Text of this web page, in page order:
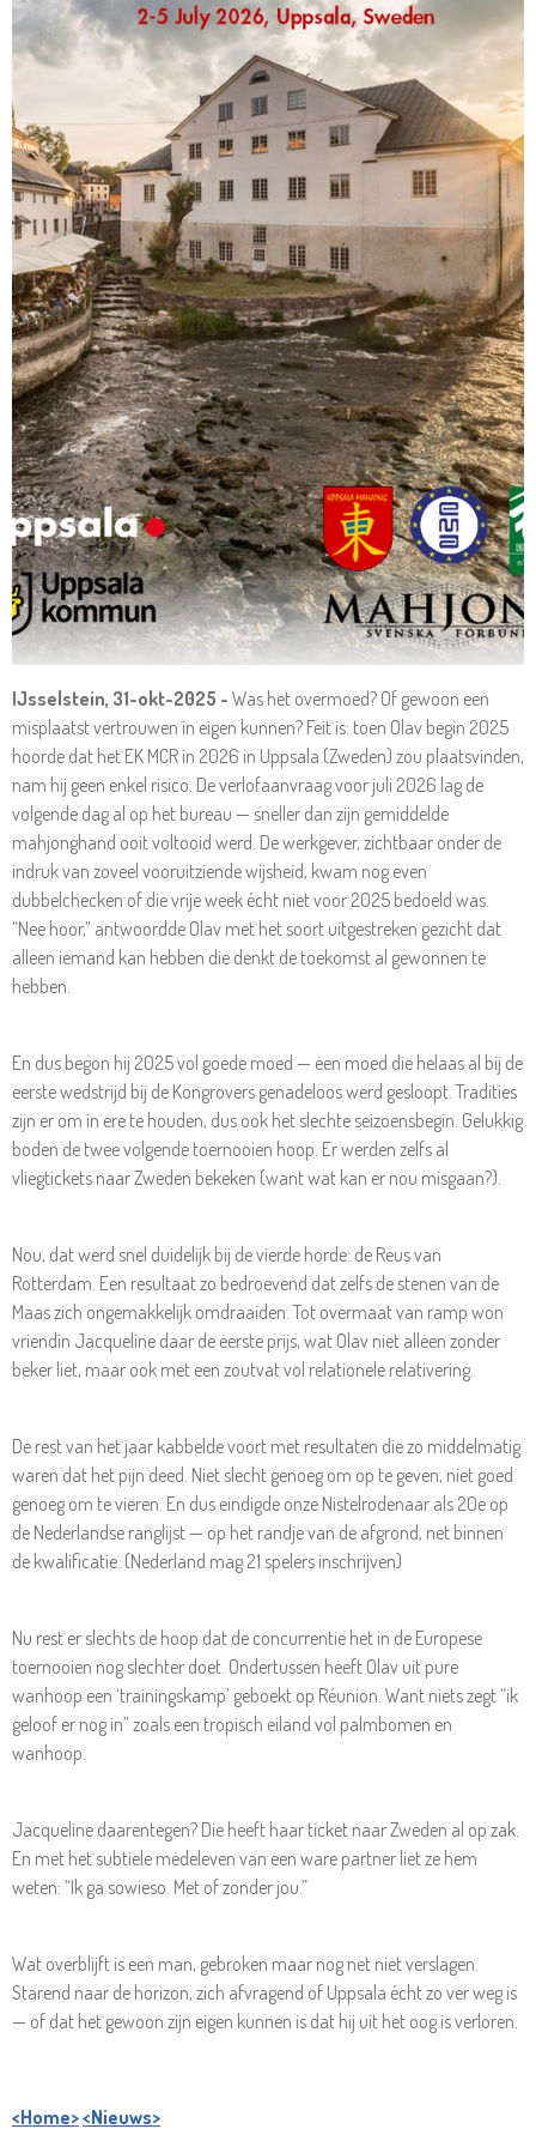
IJsselstein, 31-okt-2025 - Was het overmoed? Of gewoon een
misplaatst vertrouwen in eigen kunnen? Feit is: toen Olav begin 2025
hoorde dat het EK MCR in 2026 in Uppsala (Zweden) zou plaatsvinden,
nam hij geen enkel risico. De verlofaanvraag voor juli 2026 lag de
volgende dag al op het bureau — sneller dan zijn gemiddelde
mahjonghand ooit voltooid werd. De werkgever, zichtbaar onder de
indruk van zoveel vooruitziende wijsheid, kwam nog even
dubbelchecken of die vrije week écht niet voor 2025 bedoeld was.
“Nee hoor,” antwoordde Olav met het soort uitgestreken gezicht dat
alleen iemand kan hebben die denkt de toekomst al gewonnen te
hebben.
En dus begon hij 2025 vol goede moed — een moed die helaas al bij de
eerste wedstrijd bij de Kongrovers genadeloos werd gesloopt. Tradities
zijn er om in ere te houden, dus ook het slechte seizoensbegin. Gelukkig
boden de twee volgende toernooien hoop. Er werden zelfs al
vliegtickets naar Zweden bekeken (want wat kan er nou misgaan?).
Nou, dat werd snel duidelijk bij de vierde horde: de Reus van
Rotterdam. Een resultaat zo bedroevend dat zelfs de stenen van de
Maas zich ongemakkelijk omdraaiden. Tot overmaat van ramp won
vriendin Jacqueline daar de eerste prijs, wat Olav niet alleen zonder
beker liet, maar ook met een zoutvat vol relationele relativering.
De rest van het jaar kabbelde voort met resultaten die zo middelmatig
waren dat het pijn deed. Niet slecht genoeg om op te geven, niet goed
genoeg om te vieren. En dus eindigde onze Nistelrodenaar als 20e op
de Nederlandse ranglijst — op het randje van de afgrond, net binnen
de kwalificatie. (Nederland mag 21 spelers inschrijven)
Nu rest er slechts de hoop dat de concurrentie het in de Europese
toernooien nog slechter doet. Ondertussen heeft Olav uit pure
wanhoop een ‘trainingskamp’ geboekt op Réunion. Want niets zegt “ik
geloof er nog in” zoals een tropisch eiland vol palmbomen en
wanhoop.
Jacqueline daarentegen? Die heeft haar ticket naar Zweden al op zak.
En met het subtiele medeleven van een ware partner liet ze hem
weten: “Ik ga sowieso. Met of zonder jou.”
Wat overblijft is een man, gebroken maar nog net niet verslagen.
Starend naar de horizon, zich afvragend of Uppsala écht zo ver weg is
— of dat het gewoon zijn eigen kunnen is dat hij uit het oog is verloren.
<Home><Nieuws>